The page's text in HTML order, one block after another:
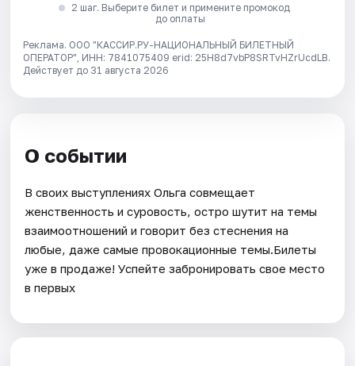
2 шаг. Выберите билет и примените промокод
до оплаты
Реклама. ООО "КАССИР.РУ-НАЦИОНАЛЬНЫЙ БИЛЕТНЫЙ
ОПЕРАТОР", ИНН: 7841075409 erid: 25H8d7vbP8SRTvHZrUcdLB.
Действует до 31 августа 2026
О событии
В своих выступлениях Ольга совмещает
женственность и суровость, остро шутит на темы
взаимоотношений и говорит без стеснения на
любые, даже самые провокационные темы.Билеты
уже в продаже! Успейте забронировать свое место
в первых